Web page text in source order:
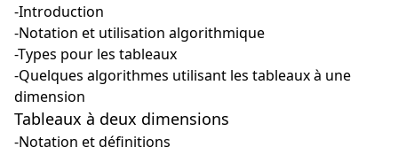
-Introduction
-Notation et utilisation algorithmique
-Types pour les tableaux
-Quelques algorithmes utilisant les tableaux à une
dimension
Tableaux à deux dimensions
-Notation et définitions